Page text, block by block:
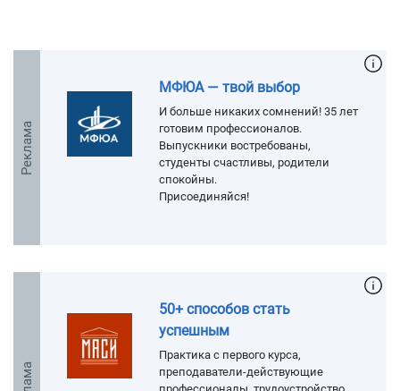
Реклама
МФЮА — твой выбор
И больше никаких сомнений! 35 лет
готовим профессионалов.
Выпускники востребованы,
студенты счастливы, родители
спокойны.
Присоединяйся!
50+ способов стать
успешным
Практика с первого курса,
преподаватели-действующие